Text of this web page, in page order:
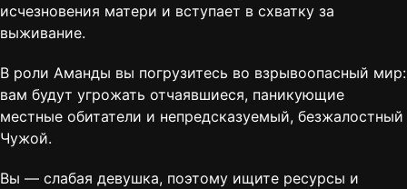
исчезновения матери и вступает в схватку за
выживание.
В роли Аманды вы погрузитесь во взрывоопасный мир:
вам будут угрожать отчаявшиеся, паникующие
местные обитатели и непредсказуемый, безжалостный
Чужой.
Вы — слабая девушка, поэтому ищите ресурсы и